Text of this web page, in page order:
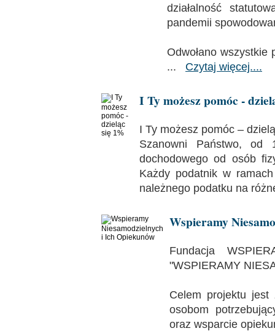
działalność
pandemii
Odwołano wszystkie
... Czytaj więcej....
I Ty możesz pomóc -
I Ty możesz pomóc –
Szanowni Państwo,
dochodowego od osób
Każdy podatnik w
należnego podatku na
Wspieramy
Fundacja
"WSPIERAMY
Celem projektu jest
osobom
oraz wsparcie